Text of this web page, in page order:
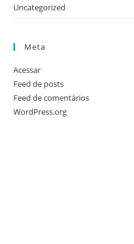
Uncategorized
Meta
Acessar
Feed de posts
Feed de comentários
WordPress.org